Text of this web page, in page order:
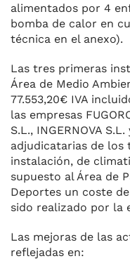
alimentados por 4
bomba de calor en
técnica en el anexo).
Las tres primeras
Área de Medio
77.553,20€ IVA
las empresas
S.L., INGERNOVA
adjudicatarias de los
instalación, de
supuesto al Área de
Deportes un coste de
sido realizado por la
Las mejoras de las
reflejadas en: